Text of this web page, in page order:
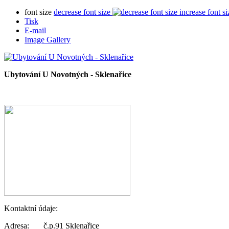
font size decrease font size
increase font
Tisk
E-mail
Image Gallery
Ubytování U Novotných - Sklenařice
Kontaktní údaje:
Adresa: č.p.91 Sklenařice